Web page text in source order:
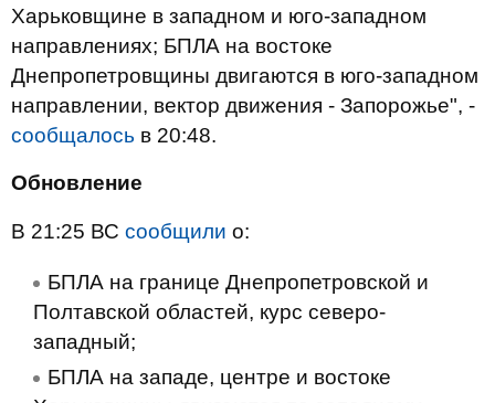
Харьковщине в западном и юго-западном
направлениях; БПЛА на востоке
Днепропетровщины двигаются в юго-западном
направлении, вектор движения - Запорожье", -
сообщалось в 20:48.
Обновление
В 21:25 ВС сообщили о:
БПЛА на границе Днепропетровской и
Полтавской областей, курс северо-
западный;
БПЛА на западе, центре и востоке